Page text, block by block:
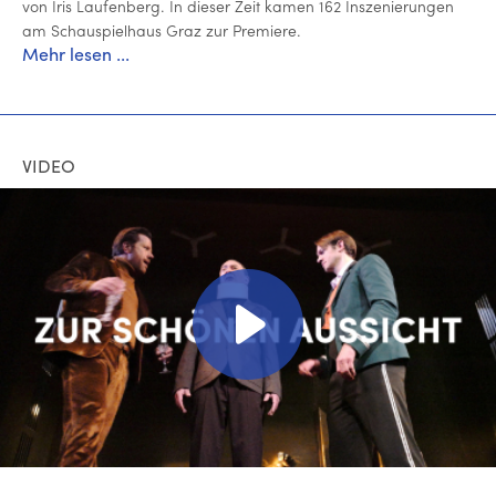
von Iris Lau­fen­berg. In dieser Zeit kamen 162 In­sze­nie­run­gen
am Schau­spiel­haus Graz zur Premiere.
Mehr lesen ...
VIDEO